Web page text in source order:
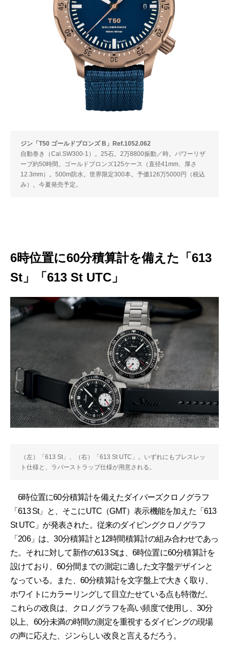
ジン「T50 ゴールドブロンズ B」Ref.1052.062
自動巻き（Cal.SW300-1）。25石。2万8800振動／時。パワーリザ
ーブ約50時間。ゴールドブロンズ125ケース（直径41mm、厚さ
12.3mm）。500m防水。世界限定300本。予価126万5000円（税込
み）。今夏発売予定。
6時位置に60分積算計を備えた「613
St」「613 St UTC」
（左）「613 St」、（右）「613 St UTC」。いずれにもブレスレッ
ト仕様と、ラバーストラップ仕様が用意される。
6時位置に60分積算計を備えたダイバーズクロノグラフ
「613 St」と、そこにUTC（GMT）表示機能を加えた「613
St UTC」が発表された。従来のダイビングクロノグラフ
「206」は、30分積算計と12時間積算計の組み合わせであっ
た。それに対して新作の613 Stは、6時位置に60分積算計を
設けており、60分間までの測定に適した文字盤デザインと
なっている。また、60分積算計を文字盤上で大きく取り、
ホワイトにカラーリングして目立たせている点も特徴だ。
これらの改良は、クロノグラフを高い頻度で使用し、30分
以上、60分未満の時間の測定を重視するダイビングの現場
の声に応えた、ジンらしい改良と言えるだろう。